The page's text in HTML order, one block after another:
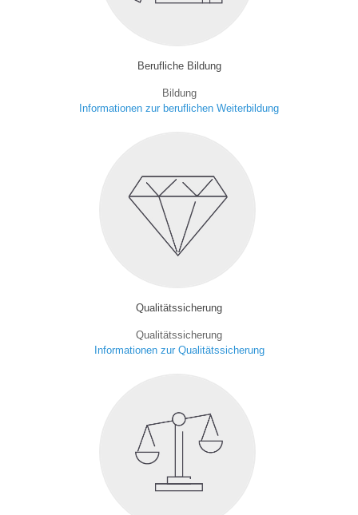
Berufliche Bildung
Bildung
Informationen zur beruflichen Weiterbildung
Qualitätssicherung
Qualitätssicherung
Informationen zur Qualitätssicherung